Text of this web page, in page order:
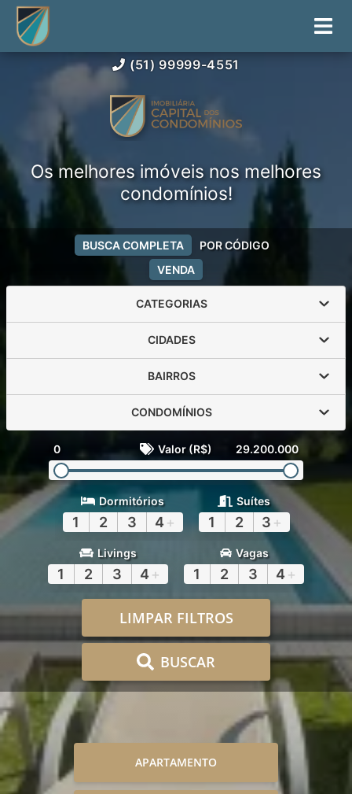
(51) 99999-4551
Os melhores imóveis nos melhores
condomínios!
VENDA
BUSCA COMPLETA POR CÓDIGO
CATEGORIAS
CIDADES
BAIRROS
CONDOMÍNIOS
0 Valor (R$) 29.200.000
Dormitórios
1 2 3 4 +
Suítes
1 2 3 +
Livings
1 2 3 4 +
Vagas
1 2 3 4 +
LIMPAR FILTROS
BUSCAR
APARTAMENTO